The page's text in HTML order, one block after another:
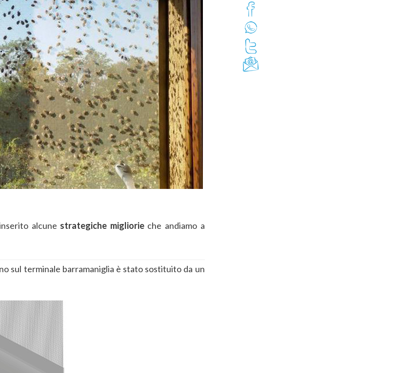
alcune strategiche migliorieche andiamo a
sul terminale barramaniglia è stato sostituito da un